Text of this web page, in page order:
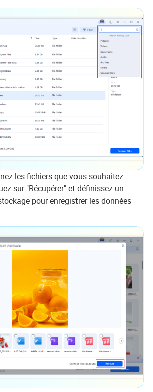
les fichiers que vous souhaitez
sur "Récupérer" et définissez un
pour enregistrer les données